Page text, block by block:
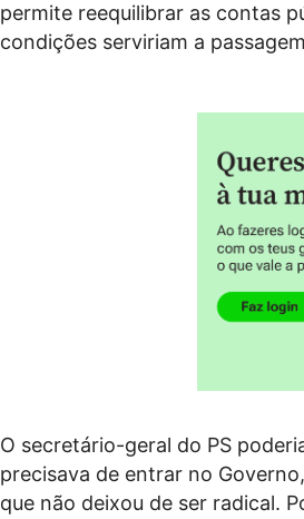
permite reequilibrar as contas
condições serviriam a
O secretário-geral do PS
precisava de entrar no
que não deixou de ser radical.